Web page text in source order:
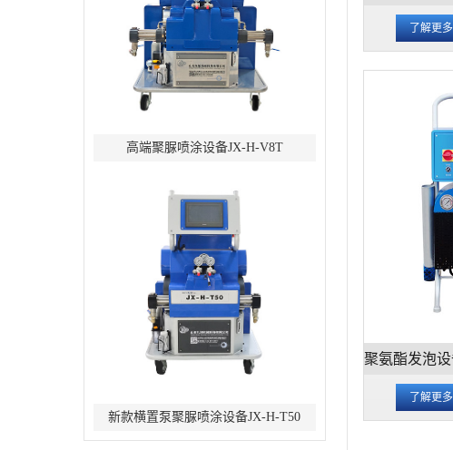
高端聚脲喷涂设备JX-H-V8T
新款横置泵聚脲喷涂设备JX-H-T50
了解更多
了解更多